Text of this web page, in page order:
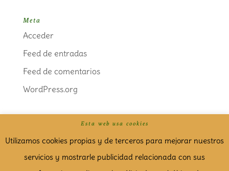
Meta
Acceder
Feed de entradas
Feed de comentarios
WordPress.org
Politica de cookies Aviso Legal
Esta web usa cookies
Utilizamos cookies propias y de terceros para mejorar nuestros
servicios y mostrarle publicidad relacionada con sus